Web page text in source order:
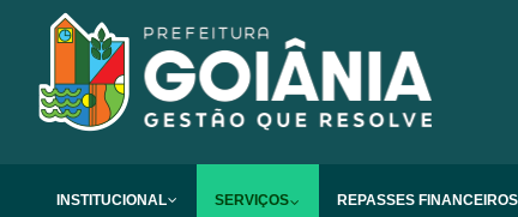
INSTITUCIONAL SERVIÇOS REPASSES FINANCEIROS